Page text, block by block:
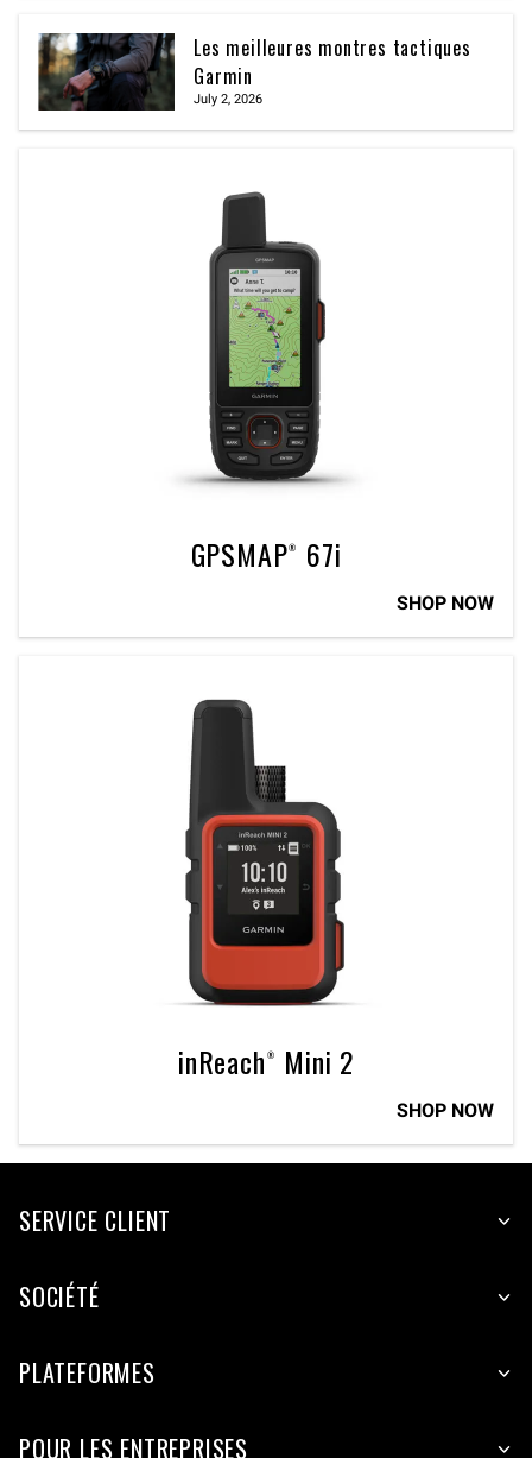
Les meilleures montres tactiques
Garmin
July 2, 2026
GPSMAP® 67i
SHOP NOW
inReach® Mini 2
SHOP NOW
SERVICE CLIENT
SOCIÉTÉ
PLATEFORMES
POUR LES ENTREPRISES